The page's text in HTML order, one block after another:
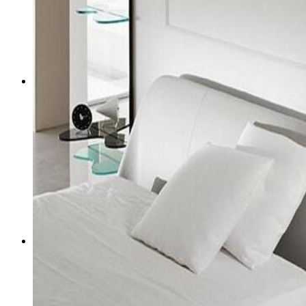
Стеклянная столешница
Стеклянные полки
Изделия из зеркала
Зеркало в полный рост
Зеркала в танцевальный зал
Зеркала для ванной комнаты
Зеркало бронза
Зеркало в багете
Зеркало в прихожую
Зеркало графит
Зеркало на стену
Зеркало с подсветкой
Зеркальная плитка
Зеркальный потолок
Напольное зеркало
Услуги/Ассортимент
Зеркало с фацетом (панно и плитка)